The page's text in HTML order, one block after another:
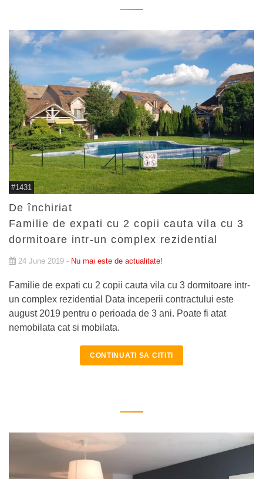
#1431
De închiriat
Familie de expati cu 2 copii cauta vila cu 3
dormitoare intr-un complex rezidential
24 June 2019 - Nu mai este de actualitate!
Familie de expati cu 2 copii cauta vila cu 3 dormitoare intr-
un complex rezidential Data inceperii contractului este
august 2019 pentru o perioada de 3 ani. Poate fi atat
nemobilata cat si mobilata.
CONTINUATI SA CITITI